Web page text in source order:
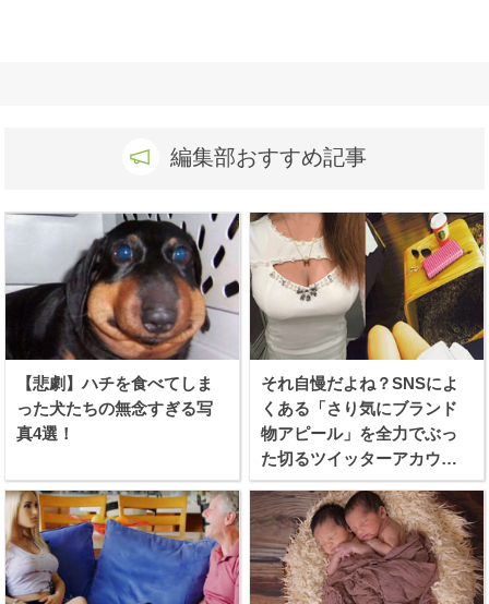
編集部おすすめ記事
【悲劇】ハチを食べてしま
った犬たちの無念すぎる写
真4選！
それ自慢だよね？SNSによ
くある「さり気にブランド
物アピール」を全力でぶっ
た切るツイッターアカウン
トが話題に！